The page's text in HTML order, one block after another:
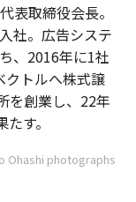
表取締役会長。
社。広告システ
、2016年に1社
クトルへ株式譲
を創業し、22年
す。
Ohashi photographs